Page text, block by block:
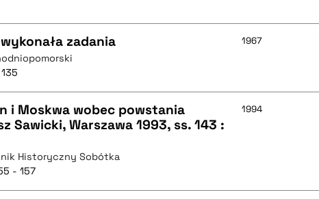
zadania 1967
i Moskwa wobec powstania
Sawicki, Warszawa 1993, ss. 143 :
Historyczny Sobótka
- 157
1994